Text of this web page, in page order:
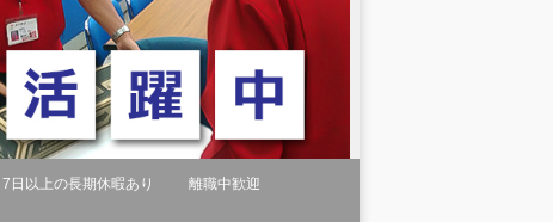
7日以上の長期休暇あり
離職中歓迎